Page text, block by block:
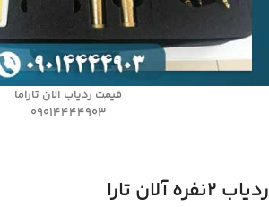
قیمت ردیاب الان تاراما
09014444903
ردیاب ۲نفره آلان تارا